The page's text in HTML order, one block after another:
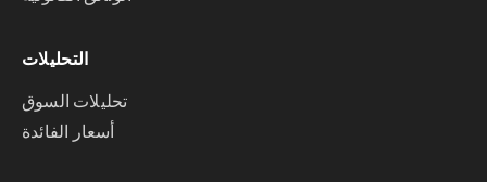
التحليلات
تحليلات السوق
أسعار الفائدة